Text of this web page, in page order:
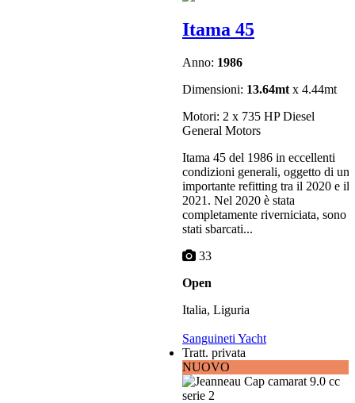
Itama 45
Anno: 1986
Dimensioni: 13.64mtx 4.44mt
Motori: 2 x 735 HP Diesel
General Motors
Itama 45 del 1986 in eccellenti
condizioni generali, oggetto di un
importante refitting tra il 2020 e il
2021. Nel 2020 è stata
completamente riverniciata, sono
stati sbarcati...
33
Open
Italia, Liguria
Sanguineti Yacht
Tratt. privata
NUOVO